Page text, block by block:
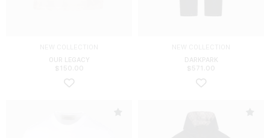
OUR LEGACY
$ 150.00
DARKPARK
$ 571.00